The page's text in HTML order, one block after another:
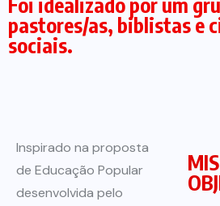
pastores/as, biblistas e
sociais.
Inspirado na proposta
de Educação Popular
desenvolvida pelo